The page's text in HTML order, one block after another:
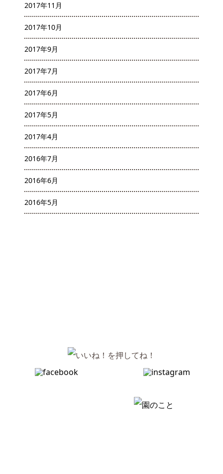
2017年11月
2017年10月
2017年9月
2017年7月
2017年6月
2017年5月
2017年4月
2016年7月
2016年6月
2016年5月